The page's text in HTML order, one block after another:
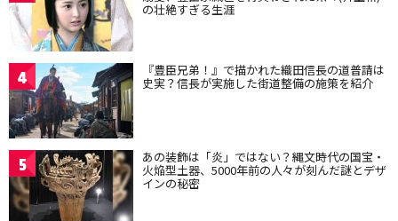
の壮絶すぎる生涯
4 『豊臣兄弟！』で描かれた織田信長の道普請は
史実？信長が実施した街道整備の施策を紹介
5 あの装飾は「炎」ではない？縄文時代の国宝・
火焔型土器、5000年前の人々が刻んだ謎とデザ
インの秘密